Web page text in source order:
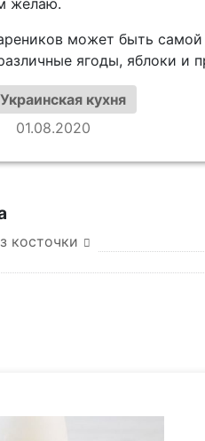
желаю.
может быть
ягоды, яблоки и
Украинская кухня
01.08.2020
косточки